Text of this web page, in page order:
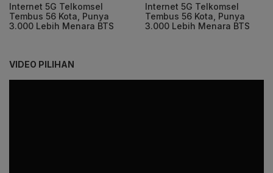
Internet 5G Telkomsel
Tembus 56 Kota, Punya
3.000 Lebih Menara BTS
Internet 5G Telkomsel
Tembus 56 Kota, Punya
3.000 Lebih Menara BTS
VIDEO PILIHAN